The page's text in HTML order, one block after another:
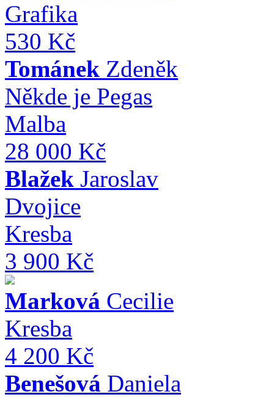
Grafika
530 Kč
Tománek Zdeněk
Někde je Pegas
Malba
28 000 Kč
Blažek Jaroslav
Dvojice
Kresba
3 900 Kč
Marková Cecilie
Kresba
4 200 Kč
Benešová Daniela